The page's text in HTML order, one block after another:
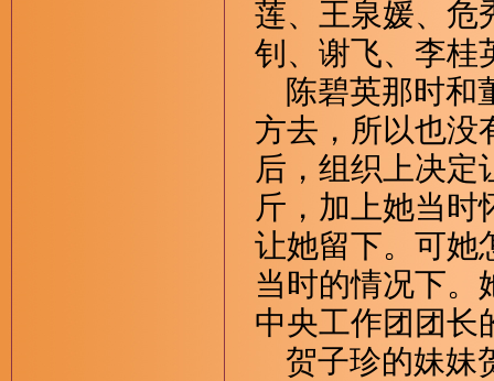
莲、王泉媛、危
钊、谢飞、李桂
陈碧英那时和
方去，所以也没
后，组织上决定
斤，加上她当时
让她留下。可她
当时的情况下。
中央工作团团长
贺子珍的妹妹